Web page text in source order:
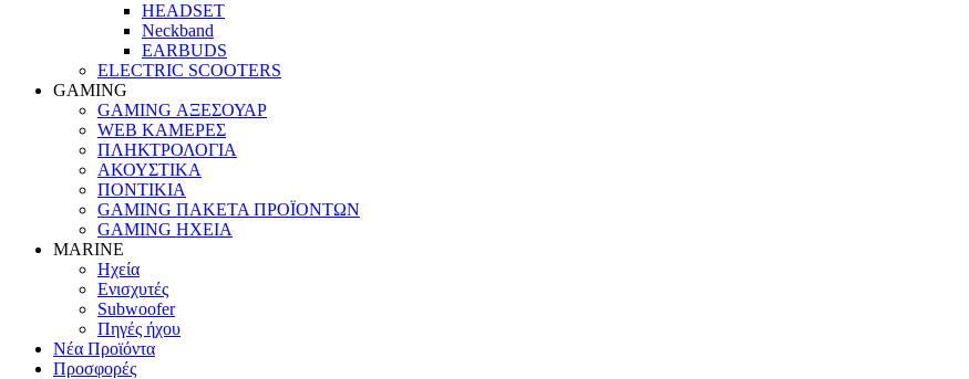
HEADSET
Neckband
EARBUDS
ELECTRIC SCOOTERS
GAMING
GAMING ΑΞΕΣΟΥΑΡ
WEB ΚΑΜΕΡΕΣ
ΠΛΗΚΤΡΟΛΟΓΙΑ
ΑΚΟΥΣΤΙΚΑ
ΠΟΝΤΙΚΙΑ
GAMING ΠΑΚΕΤΑ ΠΡΟΪΟΝΤΩΝ
GAMING ΗΧΕΙΑ
MARINE
Ηχεία
Ενισχυτές
Subwoofer
Πηγές ήχου
Νέα Προϊόντα
Προσφορές